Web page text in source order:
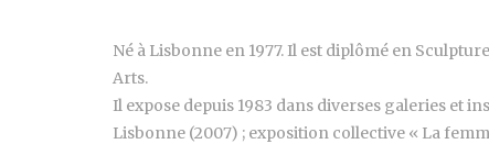
Né à Lisbonne en 1977. Il est diplômé en
Arts.
Il expose depuis 1983 dans diverses galeries et
Lisbonne (2007) ; exposition collective « La